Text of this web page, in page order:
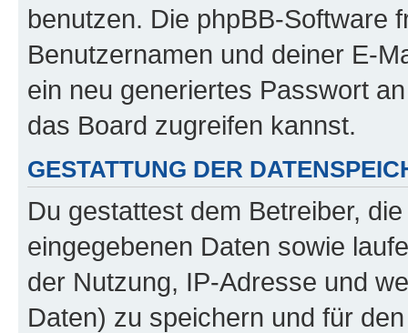
benutzen. Die phpBB-Software
Benutzernamen und deiner E-
ein neu generiertes Passwort
das Board zugreifen kannst.
GESTATTUNG DER
Du gestattest dem Betreiber,
eingegebenen Daten sowie
der Nutzung, IP-Adresse und
Daten) zu speichern und für